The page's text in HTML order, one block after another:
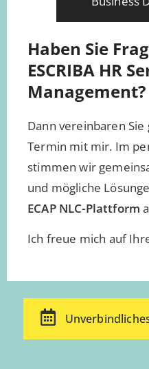
Haben Sie
ESCRIBA HR
Management?
Dann vereinbaren
Termin mit mir. Im
stimmen wir
und mögliche
ECAP NLC-Plattform
Ich freue mich auf